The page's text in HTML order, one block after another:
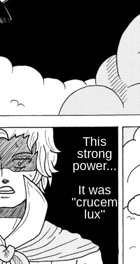
This
strong
power...
It was
"crucem
lux"